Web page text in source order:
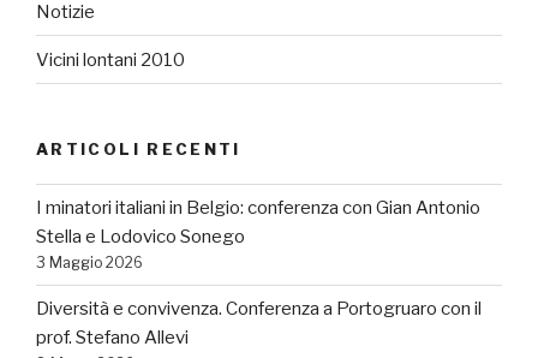
Notizie
Vicini lontani 2010
ARTICOLI RECENTI
I minatori italiani in Belgio: conferenza con Gian Antonio
Stella e Lodovico Sonego
3 Maggio 2026
Diversità e convivenza. Conferenza a Portogruaro con il
prof. Stefano Allevi